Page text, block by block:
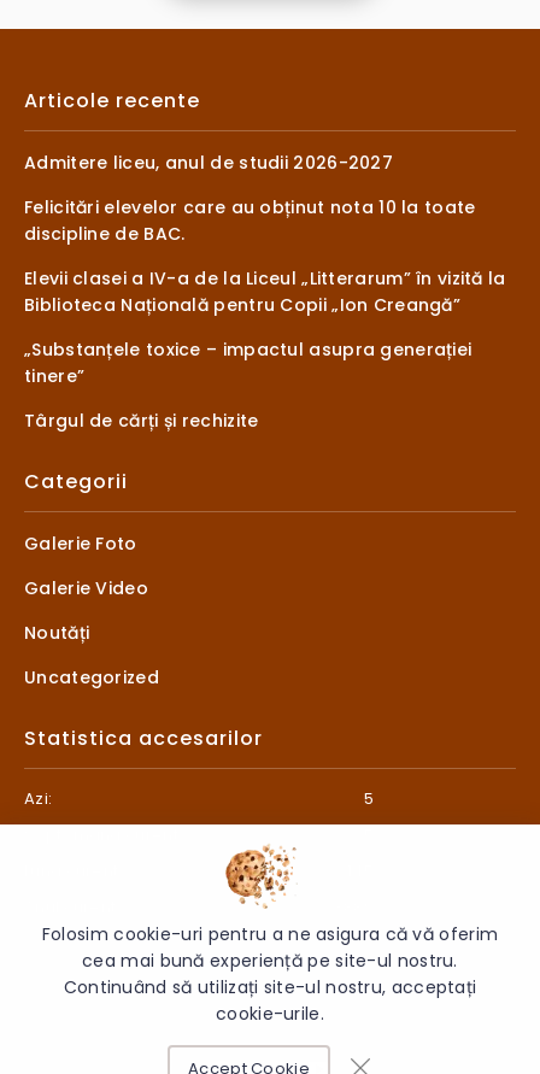
Articole recente
Admitere liceu, anul de studii 2026-2027
Felicitări elevelor care au obținut nota 10 la toate
discipline de BAC.
Elevii clasei a IV-a de la Liceul „Litterarum” în vizită la
Biblioteca Națională pentru Copii „Ion Creangă”
„Substanțele toxice – impactul asupra generației
tinere”
Târgul de cărți și rechizite
Categorii
Galerie Foto
Galerie Video
Noutăți
Uncategorized
Statistica accesarilor
Azi:
5
© 2026 Liceul „Litterarum” - Toate drepturile rezervate.
Folosim cookie-uri pentru a ne asigura că vă oferim
cea mai bună experiență pe site-ul nostru.
Continuând să utilizați site-ul nostru, acceptați
cookie-urile.
Accept Cookie